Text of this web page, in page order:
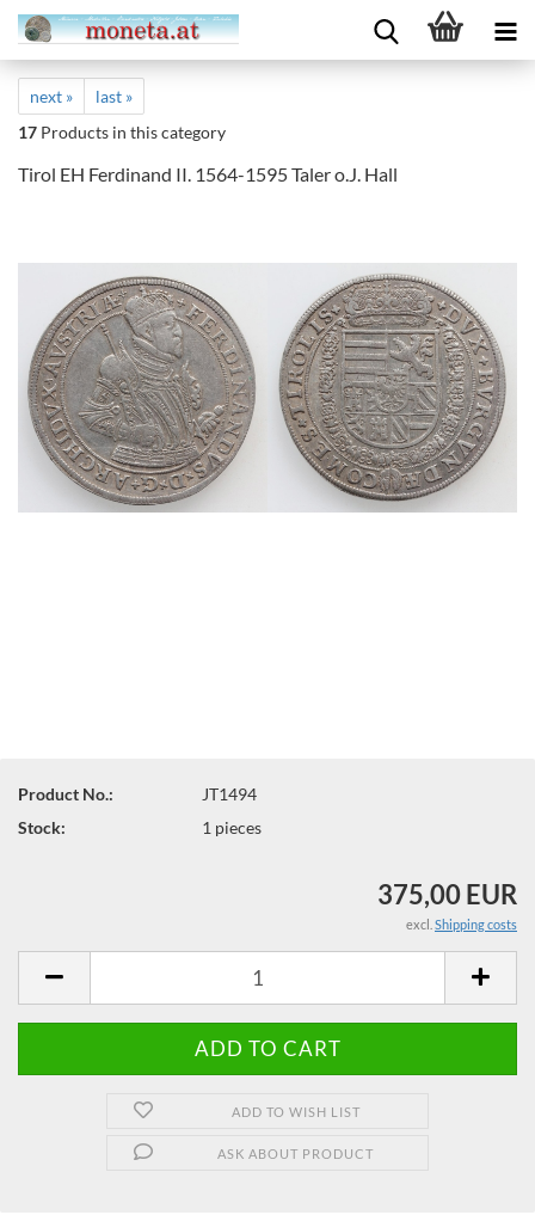
next »
last »
17 Products in this category
Tirol EH Ferdinand II. 1564-1595 Taler o.J. Hall
Product No.:
JT1494
Stock:
1 pieces
375,00 EUR
excl. Shipping costs
ADD TO WISH LIST
ASK ABOUT PRODUCT